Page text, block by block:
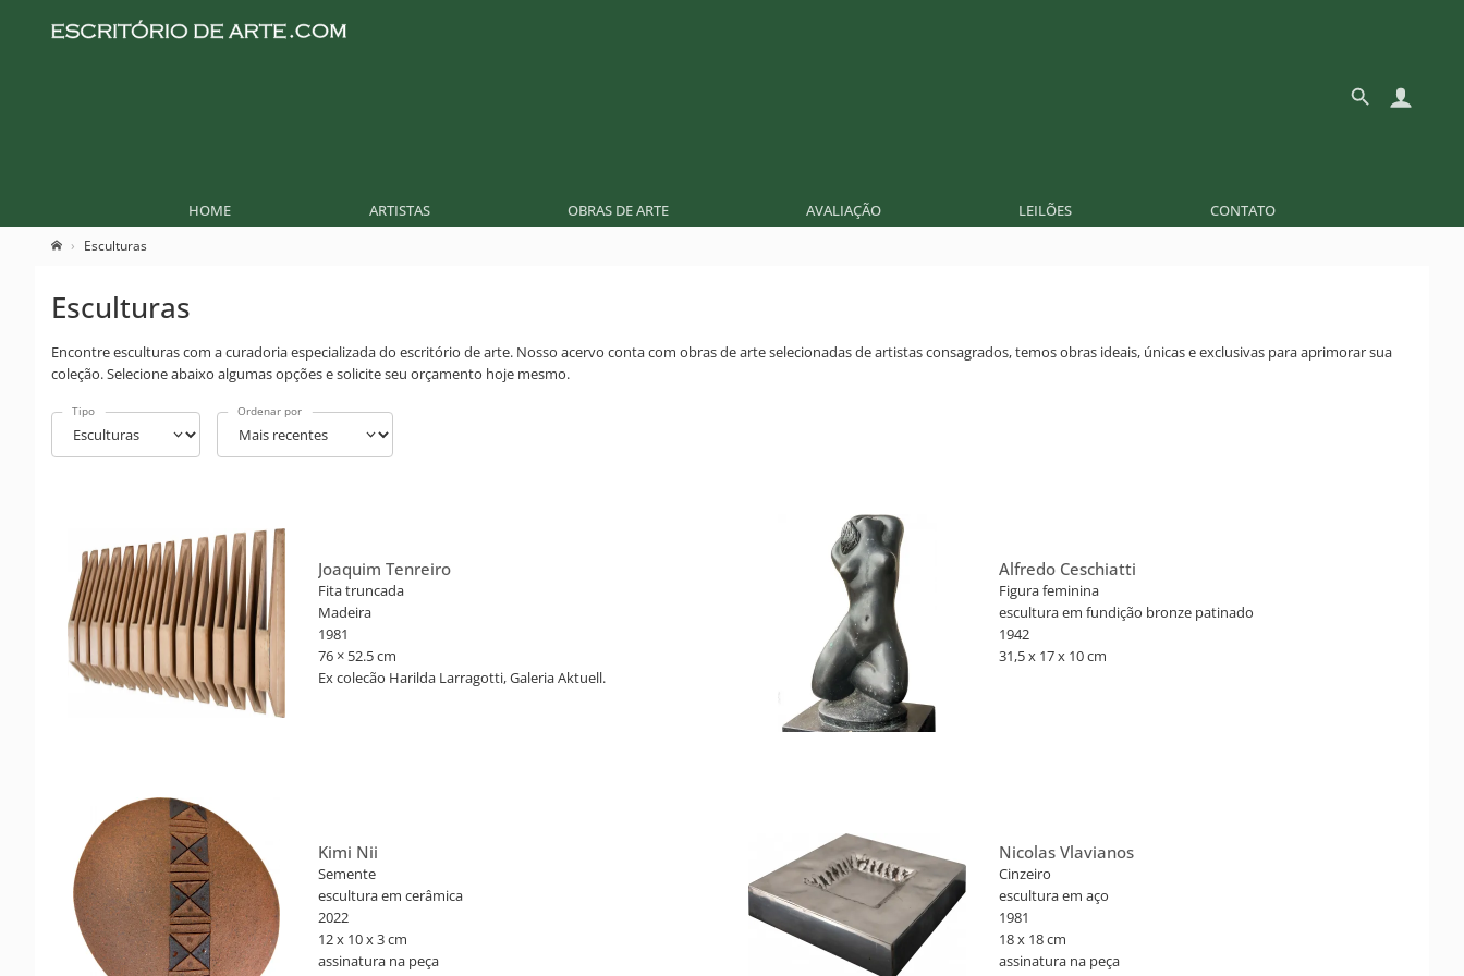
HOME ARTISTAS OBRAS DE ARTE AVALIAÇÃO LEILÕES CONTATO
Esculturas
Esculturas
Encontre esculturas com a curadoria especializada do escritório de arte. Nosso acervo conta com obras de arte selecionadas de artistas consagrados, temos obras ideais, únicas e exclusivas para aprimorar sua
coleção. Selecione abaixo algumas opções e solicite seu orçamento hoje mesmo.
Tipo Ordenar por
Joaquim Tenreiro
Fita truncada
Madeira
1981
76 × 52.5 cm
Ex colecão Harilda Larragotti, Galeria Aktuell.
Alfredo Ceschiatti
Figura feminina
escultura em fundição bronze patinado
1942
31,5 x 17 x 10 cm
Kimi Nii
Semente
escultura em cerâmica
2022
12 x 10 x 3 cm
assinatura na peça
Nicolas Vlavianos
Cinzeiro
escultura em aço
1981
18 x 18 cm
assinatura na peça